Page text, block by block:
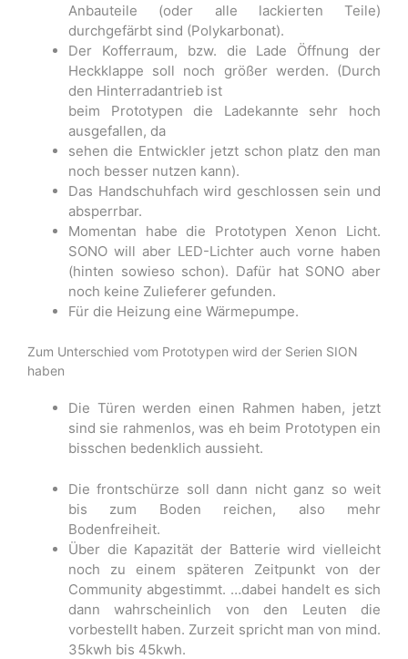
Anbauteile (oder alle lackierten Teile)
durchgefärbt sind (Polykarbonat).
Der Kofferraum, bzw. die Lade Öffnung der
Heckklappe soll noch größer werden. (Durch
den Hinterradantrieb ist
beim Prototypen die Ladekannte sehr hoch
ausgefallen, da
sehen die Entwickler jetzt schon platz den man
noch besser nutzen kann).
Das Handschuhfach wird geschlossen sein und
absperrbar.
Momentan habe die Prototypen Xenon Licht.
SONO will aber LED-Lichter auch vorne haben
(hinten sowieso schon). Dafür hat SONO aber
noch keine Zulieferer gefunden.
Für die Heizung eine Wärmepumpe.
Zum Unterschied vom Prototypen wird der Serien SION
haben
Die Türen w​erden einen Rahmen haben, jetzt
sind sie rahmenlos, was eh beim Prototypen ein
bisschen bedenklich aussieht.
Die frontschürze soll dann nicht ganz so weit
bis zum Boden reichen, also mehr
Bodenfreiheit.
Über die Kapazität der Batterie wird vielleicht
noch zu einem späteren Zeitpunkt von der
Community abgestimmt. …dabei handelt es sich
dann wahrscheinlich von den Leuten die
vorbestellt haben. Zurzeit spricht man von mind.
35kwh bis 45kwh.